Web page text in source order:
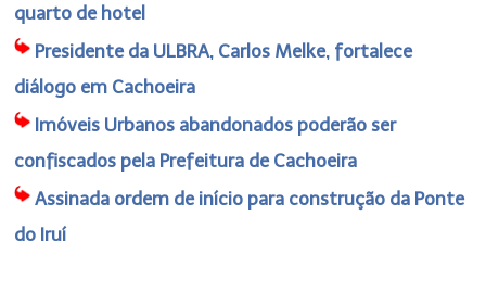
quarto de hotel
Presidente da ULBRA, Carlos Melke, fortalece
diálogo em Cachoeira
Imóveis Urbanos abandonados poderão ser
confiscados pela Prefeitura de Cachoeira
Assinada ordem de início para construção da Ponte
do Iruí